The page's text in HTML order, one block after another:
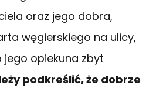
oraz jego dobra,
węgierskiego na ulicy,
jego opiekuna zbyt
podkreślić, że dobrze